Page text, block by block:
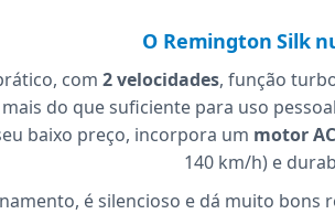
O Remington Silk
com 2 velocidades, função
do que suficiente para uso
baixo preço, incorpora um motor
140 km/h) e
é silencioso e dá muito bons